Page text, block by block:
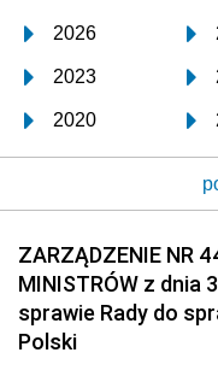
2026
2023
2020
2017
2014
2011
2008
2005
ZARZĄDZENIE NR
MINISTRÓW z dnia
sprawie Rady do
Polski